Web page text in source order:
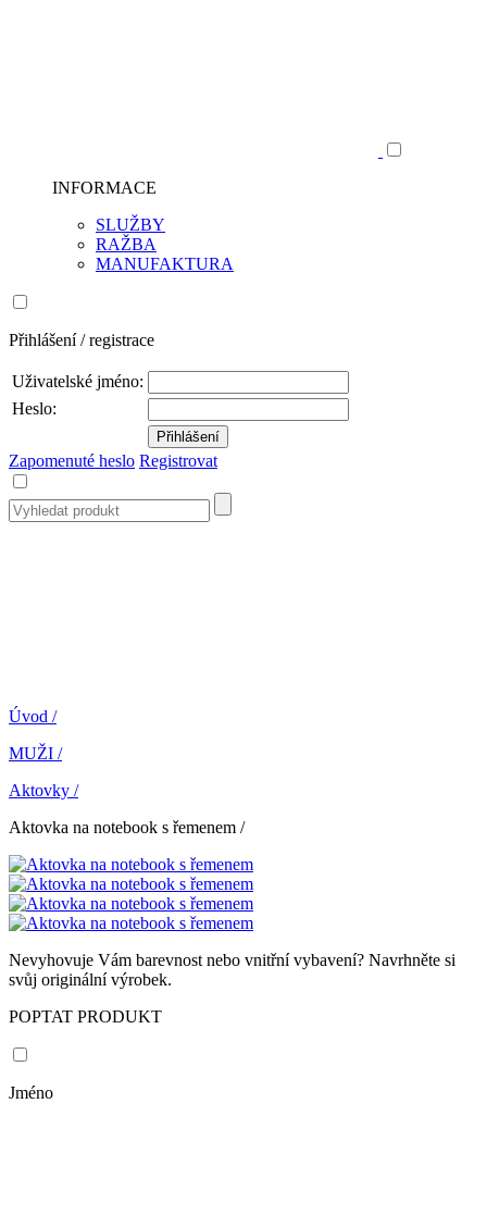
INFORMACE
SLUŽBY
RAŽBA
MANUFAKTURA
Přihlášení / registrace
Uživatelské jméno:
Heslo:
Zapomenuté heslo Registrovat
Úvod /
MUŽI /
Aktovky /
Aktovka na notebook s řemenem /
Nevyhovuje Vám barevnost nebo vnitřní vybavení? Navrhněte si
svůj originální výrobek.
POPTAT PRODUKT
Jméno